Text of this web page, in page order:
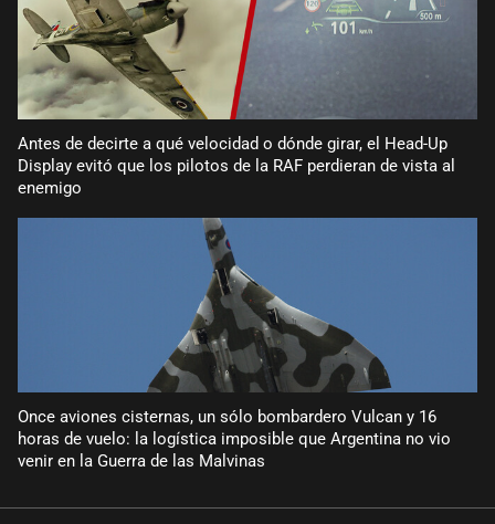
Antes de decirte a qué velocidad o dónde girar, el Head-Up
Display evitó que los pilotos de la RAF perdieran de vista al
enemigo
Once aviones cisternas, un sólo bombardero Vulcan y 16
horas de vuelo: la logística imposible que Argentina no vio
venir en la Guerra de las Malvinas